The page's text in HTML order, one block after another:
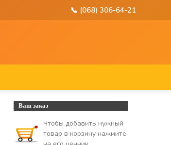
📞 (068) 306-64-21
Ваш заказ
Чтобы добавить нужный
товар в корзину нажмите